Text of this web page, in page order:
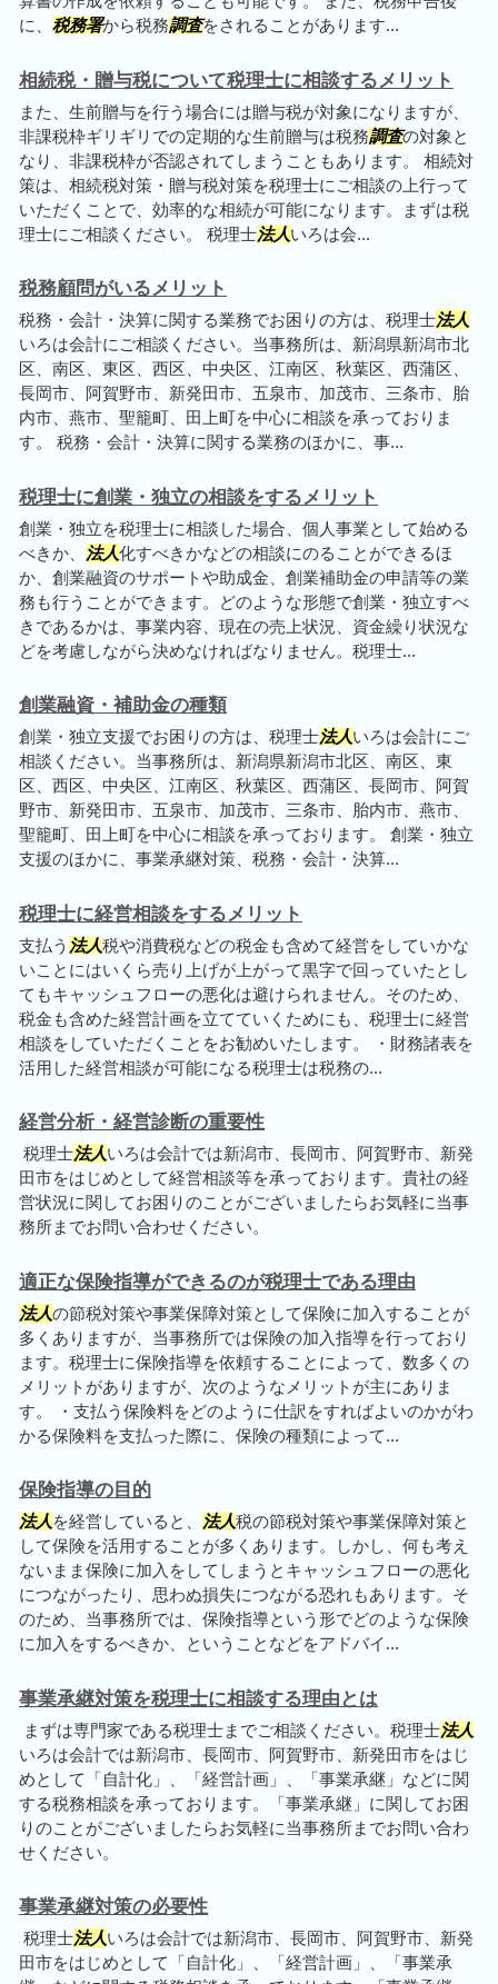
に、 税務署から税務調査をされることがあります...
相続税・贈与税について税理士に相談するメリット
また、生前贈与を行う場合には贈与税が対象になりますが、
非課税枠ギリギリでの定期的な生前贈与は税務調査の対象と
なり、非課税枠が否認されてしまうこともあります。 相続対
策は、相続税対策・贈与税対策を税理士にご相談の上行って
いただくことで、効率的な相続が可能になります。まずは税
理士にご相談ください。 税理士法人いろは会...
税務顧問がいるメリット
税務・会計・決算に関する業務でお困りの方は、税理士法人
いろは会計にご相談ください。当事務所は、新潟県新潟市北
区、南区、東区、西区、中央区、江南区、秋葉区、西蒲区、
長岡市、阿賀野市、新発田市、五泉市、加茂市、三条市、胎
内市、燕市、聖籠町、田上町を中心に相談を承っておりま
す。 税務・会計・決算に関する業務のほかに、事...
税理士に創業・独立の相談をするメリット
創業・独立を税理士に相談した場合、個人事業として始める
べきか、
法人化すべきかなどの相談にのることができるほ
か、創業融資のサポートや助成金、創業補助金の申請等の業
務も行うことができます。どのような形態で創業・独立すべ
きであるかは、事業内容、現在の売上状況、資金繰り状況な
どを考慮しながら決めなければなりません。税理士...
創業融資・補助金の種類
創業・独立支援でお困りの方は、税理士法人いろは会計にご
相談ください。当事務所は、新潟県新潟市北区、南区、東
区、西区、中央区、江南区、秋葉区、西蒲区、長岡市、阿賀
野市、新発田市、五泉市、加茂市、三条市、胎内市、燕市、
聖籠町、田上町を中心に相談を承っております。 創業・独立
支援のほかに、事業承継対策、税務・会計・決算...
税理士に経営相談をするメリット
支払う 法人税や消費税などの税金も含めて経営をしていかな
いことにはいくら売り上げが上がって黒字で回っていたとし
てもキャッシュフローの悪化は避けられません。そのため、
税金も含めた経営計画を立てていくためにも、税理士に経営
相談をしていただくことをお勧めいたします。 ・財務諸表を
活用した経営相談が可能になる税理士は税務の...
経営分析・経営診断の重要性
税理士法人いろは会計では新潟市、長岡市、阿賀野市、新発
田市をはじめとして経営相談等を承っております。貴社の経
営状況に関してお困りのことがございましたらお気軽に当事
務所までお問い合わせください。
適正な保険指導ができるのが税理士である理由
法人の節税対策や事業保障対策として保険に加入することが
多くありますが、当事務所では保険の加入指導を行っており
ます。税理士に保険指導を依頼することによって、数多くの
メリットがありますが、次のようなメリットが主にありま
す。 ・支払う保険料をどのように仕訳をすればよいのかがわ
かる保険料を支払った際に、保険の種類によって...
保険指導の目的
法人 を経営していると、 法人税の節税対策や事業保障対策と
して保険を活用することが多くあります。しかし、何も考え
ないまま保険に加入をしてしまうとキャッシュフローの悪化
につながったり、思わぬ損失につながる恐れもあります。そ
のため、当事務所では、保険指導という形でどのような保険
に加入をするべきか、ということなどをアドバイ...
事業承継対策を税理士に相談する理由とは
まずは専門家である税理士までご相談ください。税理士法人
いろは会計では新潟市、長岡市、阿賀野市、新発田市をはじ
めとして「自計化」、「経営計画」、「事業承継」などに関
する税務相談を承っております。「事業承継」に関してお困
りのことがございましたらお気軽に当事務所までお問い合わ
せください。
事業承継対策の必要性
税理士法人いろは会計では新潟市、長岡市、阿賀野市、新発
田市をはじめとして「自計化」、「経営計画」、「事業承